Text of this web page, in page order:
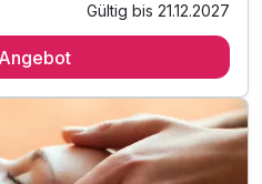
zum Abendessen
Gültig bis 21.12.2027